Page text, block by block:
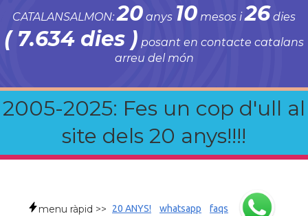
CATALANSALMON:20 anys 10 mesos i26 dies
( 7.634 dies ) posant en contacte catalans
arreu del món
2005-2025: Fes un cop d'ull al
site dels 20 anys!!!!
menu ràpid >> 20 ANYS! whatsapp faqs